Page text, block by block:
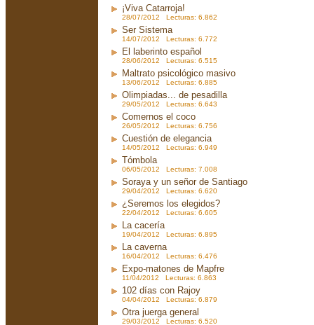
¡Viva Catarroja!
28/07/2012 Lecturas: 6.862
Ser Sistema
14/07/2012 Lecturas: 6.772
El laberinto español
28/06/2012 Lecturas: 6.515
Maltrato psicológico masivo
13/06/2012 Lecturas: 6.885
Olimpiadas... de pesadilla
29/05/2012 Lecturas: 6.643
Comernos el coco
26/05/2012 Lecturas: 6.756
Cuestión de elegancia
14/05/2012 Lecturas: 6.949
Tómbola
06/05/2012 Lecturas: 7.008
Soraya y un señor de Santiago
29/04/2012 Lecturas: 6.620
¿Seremos los elegidos?
22/04/2012 Lecturas: 6.605
La cacería
19/04/2012 Lecturas: 6.895
La caverna
16/04/2012 Lecturas: 6.476
Expo-matones de Mapfre
11/04/2012 Lecturas: 6.863
102 días con Rajoy
04/04/2012 Lecturas: 6.879
Otra juerga general
29/03/2012 Lecturas: 6.520